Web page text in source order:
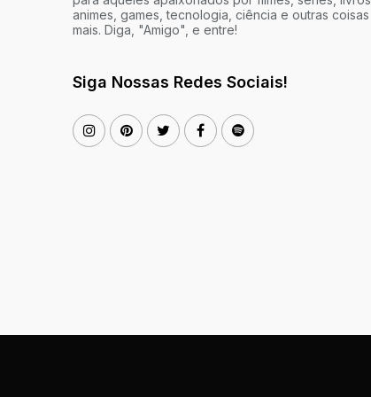
animes, games, tecnologia, ciência e outras coisas
mais. Diga, "Amigo", e entre!
Siga Nossas Redes Sociais!